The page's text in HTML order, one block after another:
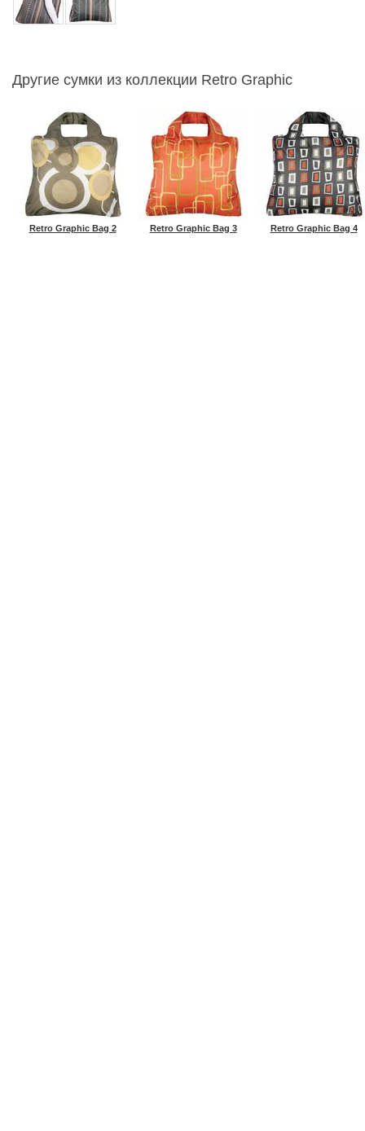
Другие сумки из коллекции Retro Graphic
Retro Graphic Bag 2 Retro Graphic Bag 3 Retro Graphic Bag 4